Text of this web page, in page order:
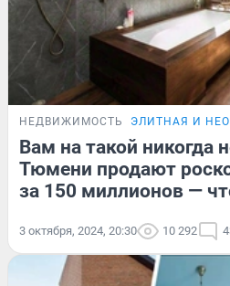
НЕДВИЖИМОСТЬ ЭЛИТНАЯ И
Вам на такой никогда
Тюмени продают
за 150 миллионов —
3 октября, 2024, 20:30 10 292